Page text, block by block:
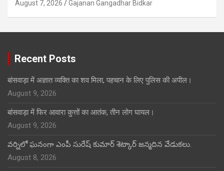
August 7, 2026 Gajanan Gangadhar Bidkar
Recent Posts
बांसवाड़ा में अज्ञात व्यक्ति का शव मिला, पहचान के लिए पुलिस की अपील।
August 9, 2026
बांसवाड़ा में फिर आवारा कुत्तों का आतंक, तीन लोग घायल।
August 9, 2026
వర్నిలో ఘనంగా ఎంపీ సురేష్ కుమార్ శెట్కార్ జన్మదిన వేడుకలు.
August 8, 2026